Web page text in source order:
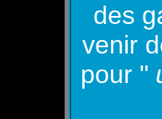
des
venir
pour "